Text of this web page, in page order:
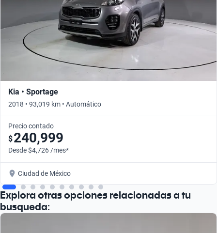
Kia • Sportage
2018 • 93,019 km • Automático
Precio contado
$240,999
Desde $4,726 /mes*
Ciudad de México
Explora otras opciones relacionadas a tu
busqueda: